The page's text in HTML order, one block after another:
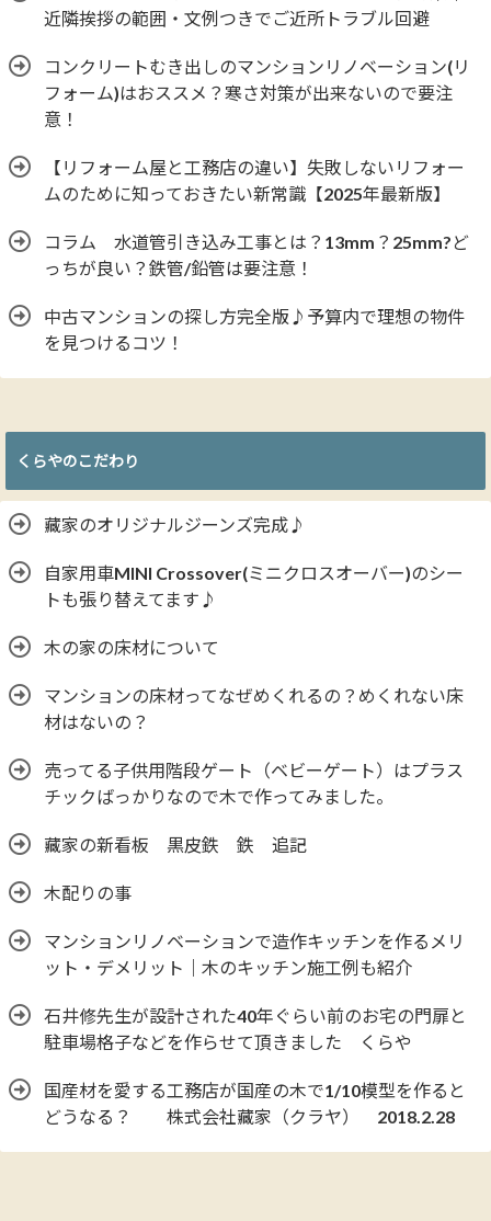
近隣挨拶の範囲・文例つきでご近所トラブル回避
コンクリートむき出しのマンションリノベーション(リ
フォーム)はおススメ？寒さ対策が出来ないので要注
意！
【リフォーム屋と工務店の違い】失敗しないリフォー
ムのために知っておきたい新常識【2025年最新版】
コラム 水道管引き込み工事とは？13mm？25mm?ど
っちが良い？鉄管/鉛管は要注意！
中古マンションの探し方完全版♪予算内で理想の物件
を見つけるコツ！
くらやのこだわり
藏家のオリジナルジーンズ完成♪
自家用車MINI Crossover(ミニクロスオーバー)のシー
トも張り替えてます♪
木の家の床材について
マンションの床材ってなぜめくれるの？めくれない床
材はないの？
売ってる子供用階段ゲート（ベビーゲート）はプラス
チックばっかりなので木で作ってみました。
藏家の新看板 黒皮鉄 鉄 追記
木配りの事
マンションリノベーションで造作キッチンを作るメリ
ット・デメリット｜木のキッチン施工例も紹介
石井修先生が設計された40年ぐらい前のお宅の門扉と
駐車場格子などを作らせて頂きました くらや
国産材を愛する工務店が国産の木で1/10模型を作ると
どうなる？ 株式会社藏家（クラヤ） 2018.2.28